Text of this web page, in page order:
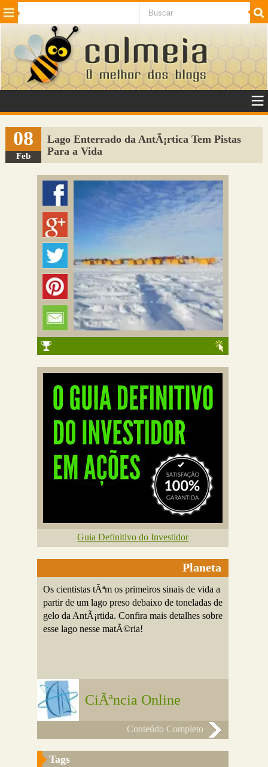
Beleza Cinema e TV
Internet Jogos NotÃ­cias SaÃºde
VeÃ­culos Adulto
Sugerir Link
Adicionar Blog
Colmeia Exchange
08
Feb
Lago Enterrado da AntÃ¡rtica Tem Pistas
Para a Vida
Guia Definitivo do Investidor
Planeta
Os cientistas tÃªm os primeiros sinais de vida a
partir de um lago preso debaixo de toneladas de
gelo da AntÃ¡rtida. Confira mais detalhes sobre
esse lago nesse matÃ©ria!
CiÃªncia Online
Conteúdo Completo
Tags